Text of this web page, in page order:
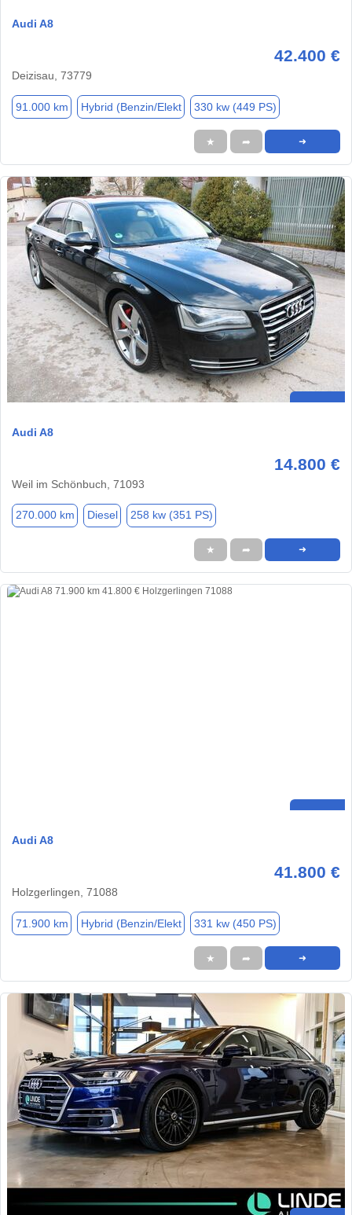
Audi A8
42.400 €
Deizisau, 73779
91.000 km Hybrid (Benzin/Elekt 330 kw (449 PS)
★ ➦ ➜
Audi A8
14.800 €
Weil im Schönbuch, 71093
270.000 km Diesel 258 kw (351 PS)
★ ➦ ➜
Audi A8
41.800 €
Holzgerlingen, 71088
71.900 km Hybrid (Benzin/Elekt 331 kw (450 PS)
★ ➦ ➜